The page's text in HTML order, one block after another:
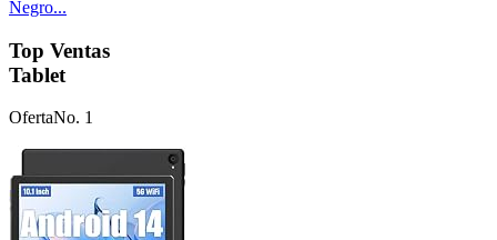
Negro...
Top Ventas
Tablet
OfertaNo. 1